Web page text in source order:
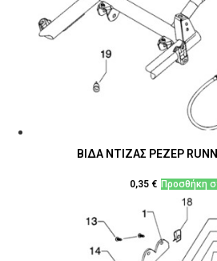
ΒΙΔΑ ΝΤΙΖΑΣ ΡΕΖΕΡ
0,35 € Προσθήκη